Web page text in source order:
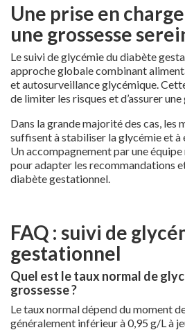
Une prise en
une grossesse
Le suivi de glycémie du diabète
approche globale combinant
et autosurveillance glycémique.
de limiter les risques et d’assurer une
Dans la grande majorité des cas, les
suffisent à stabiliser la glycémie et à
Un accompagnement par une
pour adapter les recommandations
diabète gestationnel.
FAQ : suivi de
gestationnel
Quel est le taux normal de
grossesse ?
Le taux normal dépend du moment
généralement inférieur à 0,95 g/L à